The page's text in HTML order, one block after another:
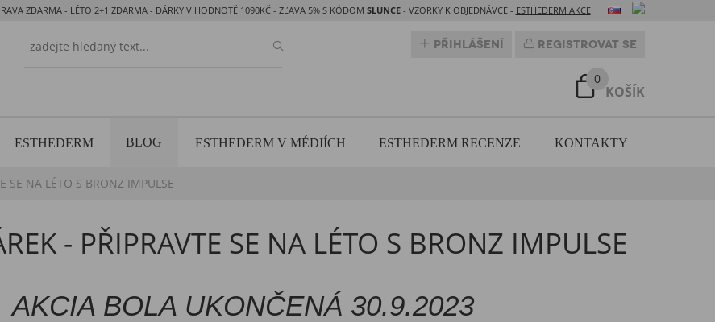
ZDARMA - LÉTO 2+1 ZDARMA - DÁRKY V HODNOTĚ 1090KČ - ZĽAVA 5% S KÓDOM SLUNCE- VZORKY K OBJEDNÁVCE - ESTHEDERM AKCE
Přihlášení Registrovat se
0
KOŠÍK
ESTHEDERM BLOG ESTHEDERM V MÉDIÍCH ESTHEDERM RECENZE KONTAKTY
SE NA LÉTO S BRONZ IMPULSE
- PŘIPRAVTE SE NA LÉTO S BRONZ IMPULSE
AKCIA BOLA UKONČENÁ 30.9.2023